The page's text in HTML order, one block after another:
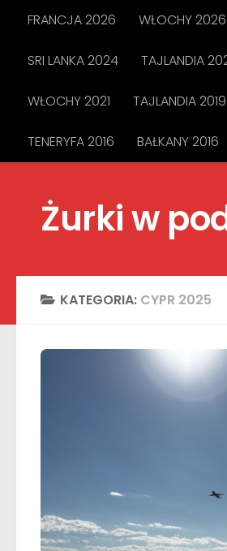
Przejdź do treści
FRANCJA 2026 WŁOCHY 2026
SRI LANKA 2024 TAJLANDIA
WŁOCHY 2021 TAJLANDIA 2019
TENERYFA 2016 BAŁKANY 2016
Żurki w
KATEGORIA: CYPR 2025